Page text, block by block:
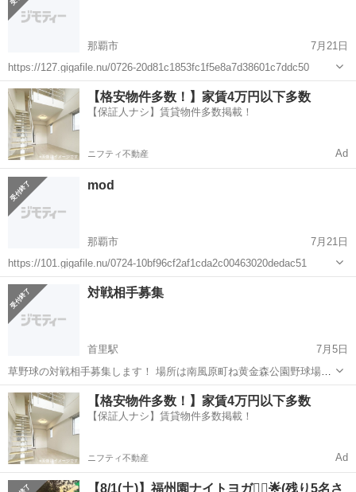
められます。 興味があればお気軽...
那覇市
7月21日
https://127.gigafile.nu/0726-20d81c1853fc1f5e8a7d38601c7ddc50
沖縄 那覇市 スポーツ
【格安物件多数！】家賃4万円以下多数
【保証人ナシ】賃貸物件多数掲載！
ニフティ不動産 Ad
mod
那覇市
7月21日
https://101.gigafile.nu/0724-10bf96cf2af1cda2c00463020dedac51
沖縄 那覇市 スポーツ
対戦相手募集
首里駅
7月5日
草野球の対戦相手募集します！ 場所は南風原町ね黄金森公園野球場に
なります。 7月25日（土） 17時40分〜19時50分 （ナイター1時間有
り） 結成したばかりのチームですがよろしくお願いいたします！
沖縄 島尻郡 首里駅 スポーツ 南風原町
【格安物件多数！】家賃4万円以下多数
【保証人ナシ】賃貸物件多数掲載！
ニフティ不動産 Ad
【8/1(土)】福州園ナイトヨガ🧘‍♀️🌟(残り5名さ